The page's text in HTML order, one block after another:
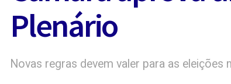
Plenário
Novas regras devem valer para as eleições